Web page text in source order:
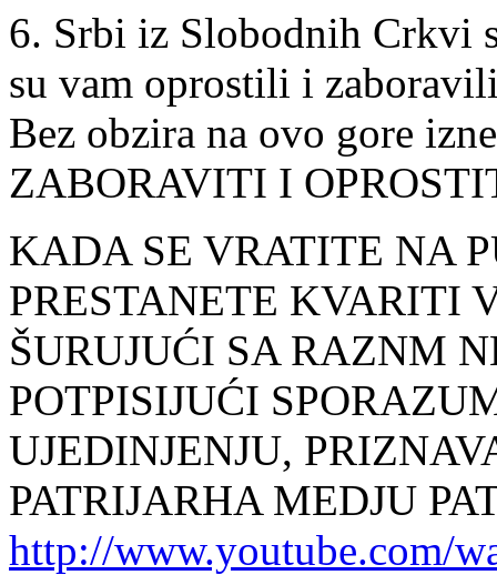
6. Srbi iz Slobodnih Crkvi
su vam oprostili i
Bez obzira na ovo gore
ZABORAVITI I
KADA SE VRATITE NA
PRESTANETE KVARITI
ŠURUJUĆI SA RAZNM
POTPISIJUĆI
UJEDINJENJU,
PATRIJARHA MEDJU
http://www.youtube.com/